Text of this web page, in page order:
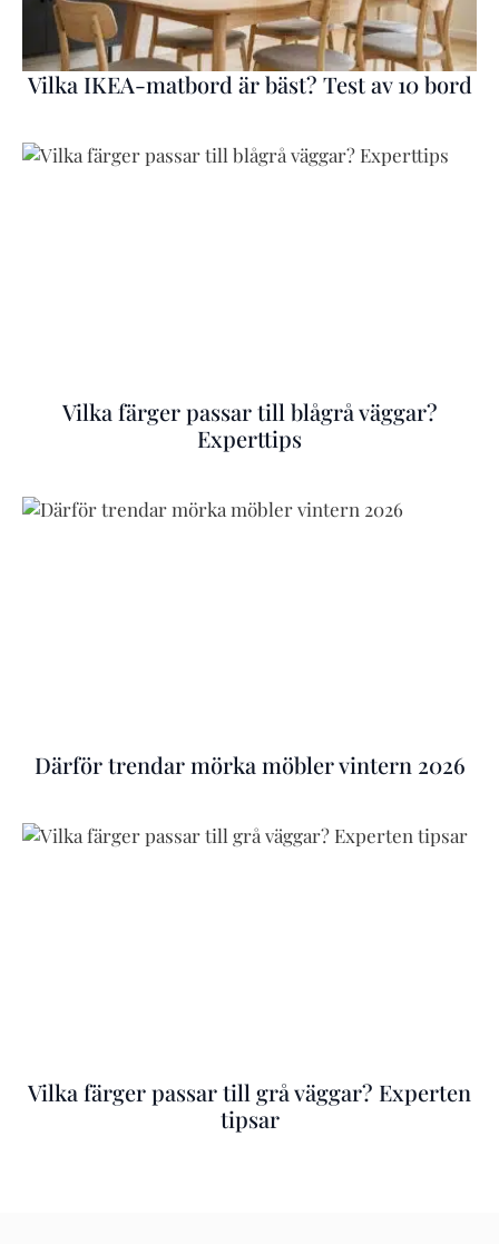
Vilka IKEA-matbord är bäst? Test av 10 bord
Vilka färger passar till blågrå väggar?
Experttips
Därför trendar mörka möbler vintern 2026
Vilka färger passar till grå väggar? Experten
tipsar